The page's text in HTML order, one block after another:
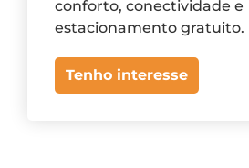
conforto, conectividade e
estacionamento gratuito.
Tenho interesse